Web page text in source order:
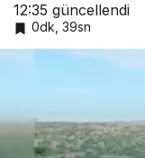
12:35 güncellendi
0dk, 39sn